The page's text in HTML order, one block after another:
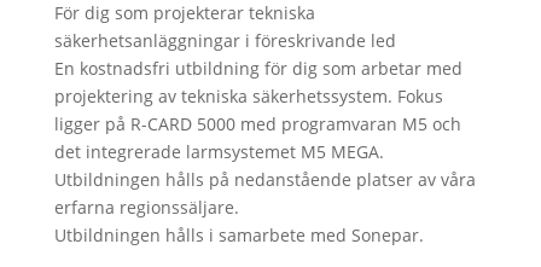
För dig som projekterar tekniska
säkerhetsanläggningar i föreskrivande led
En kostnadsfri utbildning för dig som arbetar med
projektering av tekniska säkerhetssystem. Fokus
ligger på R-CARD 5000 med programvaran M5 och
det integrerade larmsystemet M5 MEGA.
Utbildningen hålls på nedanstående platser av våra
erfarna regionssäljare.
Utbildningen hålls i samarbete med Sonepar.